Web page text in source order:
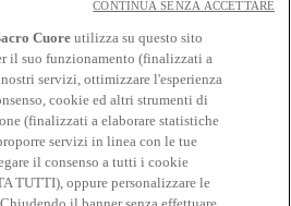
Cuore utilizza su questo sito
il suo funzionamento (finalizzati a
servizi, ottimizzare l'esperienza
cookie ed altri strumenti di
(finalizzati a elaborare statistiche
servizi in linea con le tue
il consenso a tutti i cookie
TUTTI), oppure personalizzare le
CONTINUA SENZA ACCETTARE